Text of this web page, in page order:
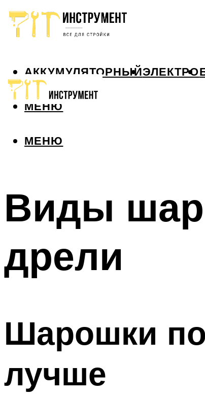
АККУМУЛЯТОРНЫЙЭЛЕКТРО
МЕНЮ
МЕНЮ
Виды
дрели
Шарошки
лучше